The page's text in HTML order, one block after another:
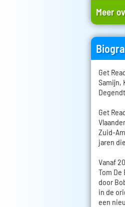
Meer
Get
Samijn,
Degendt.
Get
Zuid-
jaren
Vanaf
Tom De
door
in de
een